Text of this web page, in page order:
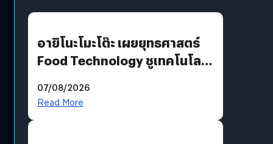
อายิโนะโมะโต๊ะ เผยยุทธศาสตร์
Food Technology ชูเทคโนโลยี
บริโภคและ B2B
07/08/2026
Read More